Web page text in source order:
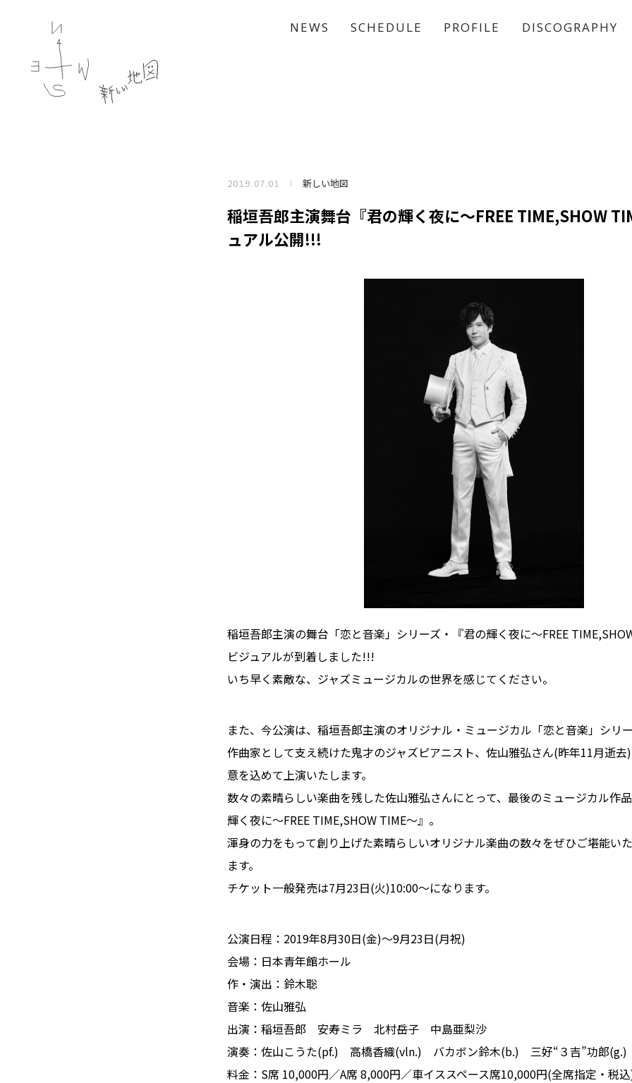
NEWS SCHEDULE PROFILE DISCOGRAPHY
2019.07.01 新しい地図
稲垣吾郎主演舞台『君の輝く夜に～FREE TIME,SHOW
ュアル公開!!!
稲垣吾郎主演の舞台「恋と音楽」シリーズ・『君の輝く夜に～FREE
ビジュアルが到着しました!!!
いち早く素敵な、ジャズミュージカルの世界を感じてください。
また、今公演は、稲垣吾郎主演のオリジナル・ミュージカル「恋と音楽」シリ
作曲家として支え続けた鬼才のジャズピアニスト、佐山雅弘さん(昨年11月逝
意を込めて上演いたします。
数々の素晴らしい楽曲を残した佐山雅弘さんにとって、最後のミュージカル作
輝く夜に～FREE TIME,SHOW TIME～』。
渾身の力をもって創り上げた素晴らしいオリジナル楽曲の数々をぜひご堪能い
ます。
チケット一般発売は7月23日(火)10:00〜になります。
公演日程：2019年8月30日(金)〜9月23日(月祝)
会場：日本青年館ホール
作・演出：鈴木聡
音楽：佐山雅弘
出演：稲垣吾郎 安寿ミラ 北村岳子 中島亜梨沙
演奏：佐山こうた(pf.) 高橋香織(vln.) バカボン鈴木(b.) 三好“３吉”功郎
料金：S席 10,000円／A席 8,000円／車イススペース席10,000円(全席指定・税